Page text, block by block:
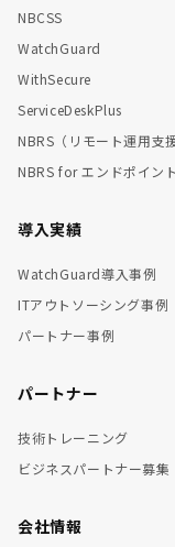
NBCSS
WatchGuard
WithSecure
ServiceDeskPlus
NBRS（リモート運用支
NBRS for エンドポイン
導入実績
WatchGuard導入事例
ITアウトソーシング事例
パートナー事例
パートナー
技術トレーニング
ビジネスパートナー募集
会社情報